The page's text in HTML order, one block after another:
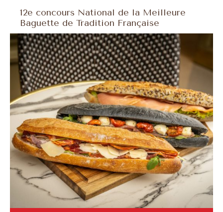
12e concours National de la Meilleure
Baguette de Tradition Française